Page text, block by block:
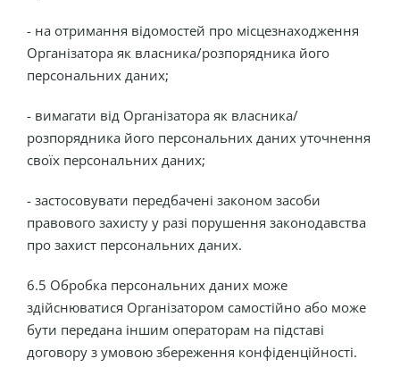
- на отримання відомостей про місцезнаходження
Організатора як власника/розпорядника його
персональних даних;
- вимагати від Організатора як власника/
розпорядника його персональних даних уточнення
своїх персональних даних;
- застосовувати передбачені законом засоби
правового захисту у разі порушення законодавства
про захист персональних даних.
6.5 Обробка персональних даних може
здійснюватися Організатором самостійно або може
бути передана іншим операторам на підставі
договору з умовою збереження конфіденційності.